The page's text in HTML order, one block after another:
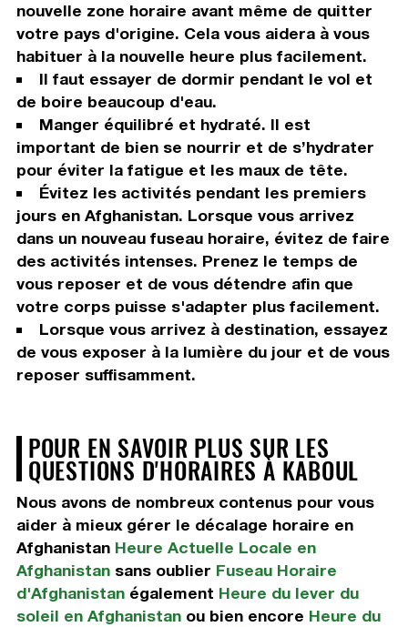
nouvelle zone horaire avant même de quitter
votre pays d'origine. Cela vous aidera à vous
habituer à la nouvelle heure plus facilement.
Il faut essayer de dormir pendant le vol et
de boire beaucoup d'eau.
Manger équilibré et hydraté. Il est
important de bien se nourrir et de s’hydrater
pour éviter la fatigue et les maux de tête.
Évitez les activités pendant les premiers
jours en Afghanistan. Lorsque vous arrivez
dans un nouveau fuseau horaire, évitez de faire
des activités intenses. Prenez le temps de
vous reposer et de vous détendre afin que
votre corps puisse s'adapter plus facilement.
Lorsque vous arrivez à destination, essayez
de vous exposer à la lumière du jour et de vous
reposer suffisamment.
POUR EN SAVOIR PLUS SUR LES
QUESTIONS D'HORAIRES À KABOUL
Nous avons de nombreux contenus pour vous
aider à mieux gérer le décalage horaire en
Afghanistan Heure Actuelle Locale en
Afghanistansans oublier Fuseau Horaire
d'Afghanistanégalement Heure du lever du
soleil en Afghanistanou bien encore Heure du